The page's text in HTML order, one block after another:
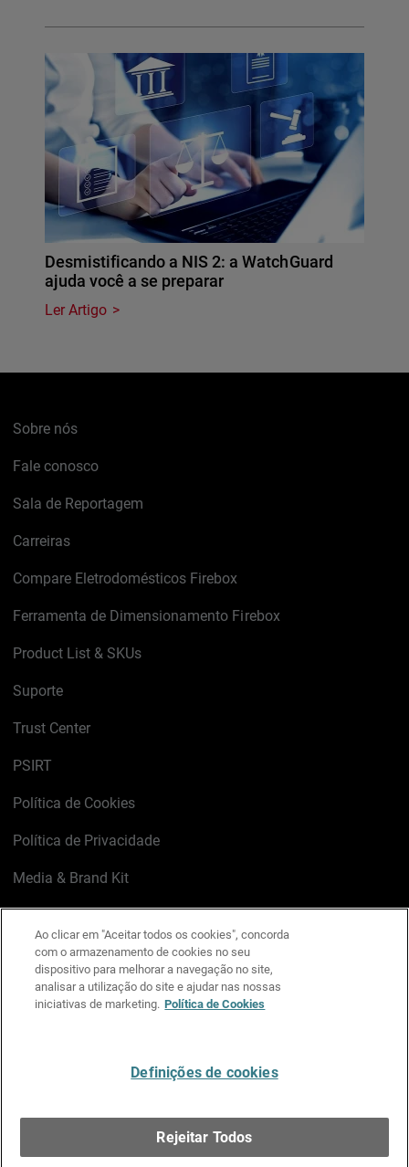
Desmistificando a NIS 2: a WatchGuard
ajuda você a se preparar
Ler Artigo
Sobre nós
Fale conosco
Sala de Reportagem
Carreiras
Compare Eletrodomésticos Firebox
Ferramenta de Dimensionamento Firebox
Product List & SKUs
Suporte
Trust Center
PSIRT
Política de Cookies
Política de Privacidade
Media & Brand Kit
LinkedIn
X FacebookInstagram
YouTube
Ao clicar em "Aceitar todos os cookies", concorda
com o armazenamento de cookies no seu
dispositivo para melhorar a navegação no site,
analisar a utilização do site e ajudar nas nossas
iniciativas de marketing. Política de Cookies
Definições de cookies
Rejeitar Todos